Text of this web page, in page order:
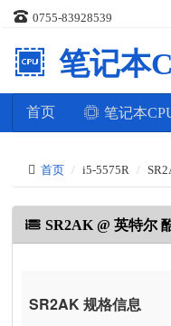
0755-83928539
笔记本
首页 笔记本
首页 i5-5575R
SR2AK @ 英特尔
SR2AK 规格信息